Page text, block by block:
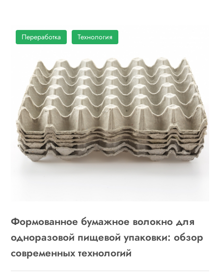
Переработка Технология
Формованное бумажное волокно для
одноразовой пищевой упаковки: обзор
современных технологий